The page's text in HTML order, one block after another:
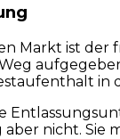
Markt ist
in
nicht.